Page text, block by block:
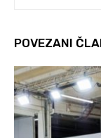
POVEZANI